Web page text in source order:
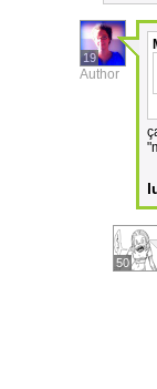
19
Author
50